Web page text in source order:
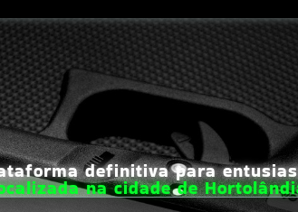
definitiva para
na cidade de